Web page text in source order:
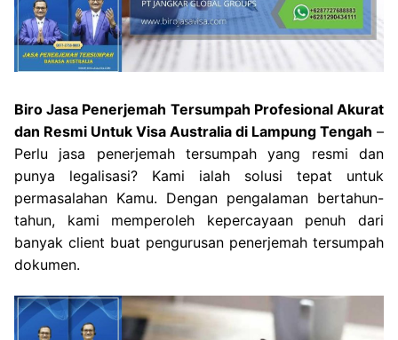
Biro Jasa Penerjemah Tersumpah Profesional Akurat
dan Resmi Untuk Visa Australia di Lampung Tengah –
Perlu jasa penerjemah tersumpah yang resmi dan
punya legalisasi? Kami ialah solusi tepat untuk
permasalahan Kamu. Dengan pengalaman bertahun-
tahun, kami memperoleh kepercayaan penuh dari
banyak client buat pengurusan penerjemah tersumpah
dokumen.